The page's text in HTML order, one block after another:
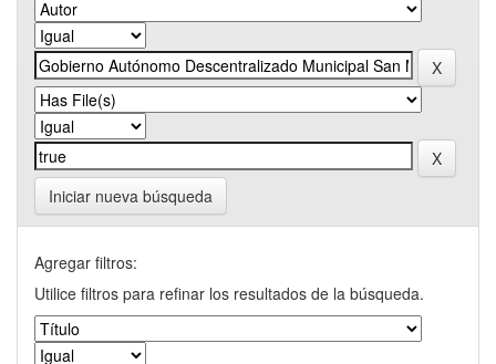
Iniciar nueva búsqueda
Agregar filtros:
Utilice filtros para refinar los resultados de la búsqueda.